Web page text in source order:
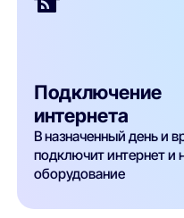
Подключение
интернета
В назначенный день и
подключит интернет и
оборудование